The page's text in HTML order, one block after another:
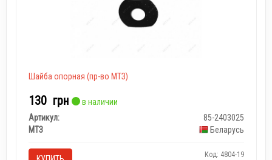
Шайба опорная (пр-во МТЗ)
130 грн
в наличии
Артикул:
85-2403025
МТЗ
Беларусь
Код: 4804-19